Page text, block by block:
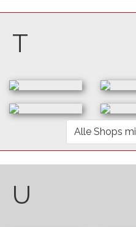
T
Alle Shops
U